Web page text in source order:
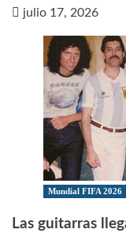
julio 17, 2026
Mundial FIFA 2026
Las guitarras